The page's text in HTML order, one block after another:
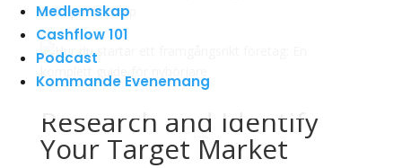
Medlemskap
Cashflow 101
Podcast
Kommande Evenemang
Entreprenörskap
Research and Identify
Your Target Market